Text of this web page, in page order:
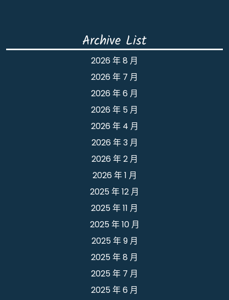
Archive List
2026 年 8 月
2026 年 7 月
2026 年 6 月
2026 年 5 月
2026 年 4 月
2026 年 3 月
2026 年 2 月
2026 年 1 月
2025 年 12 月
2025 年 11 月
2025 年 10 月
2025 年 9 月
2025 年 8 月
2025 年 7 月
2025 年 6 月